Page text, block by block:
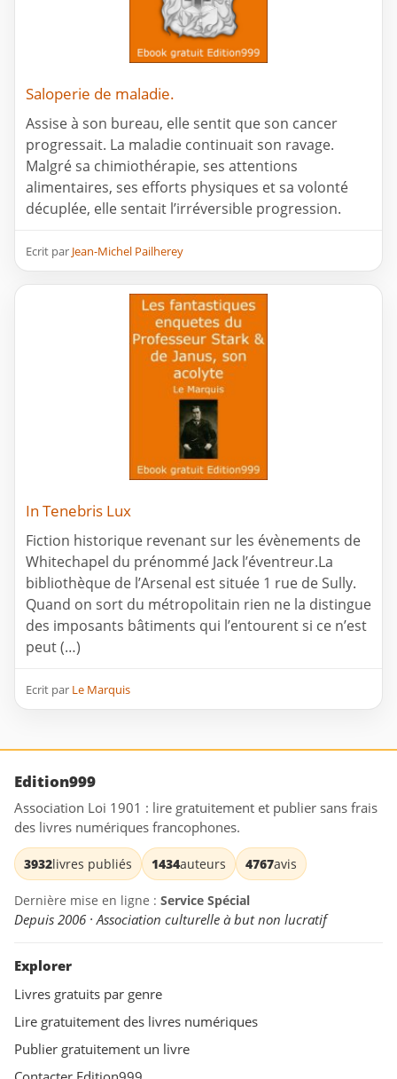
Saloperie de maladie.
Assise à son bureau, elle sentit que son cancer
progressait. La maladie continuait son ravage.
Malgré sa chimiothérapie, ses attentions
alimentaires, ses efforts physiques et sa volonté
décuplée, elle sentait l’irréversible progression.
Ecrit par Jean-Michel Pailherey
In Tenebris Lux
Fiction historique revenant sur les évènements de
Whitechapel du prénommé Jack l’éventreur.La
bibliothèque de l’Arsenal est située 1 rue de Sully.
Quand on sort du métropolitain rien ne la distingue
des imposants bâtiments qui l’entourent si ce n’est
peut (…)
Ecrit par Le Marquis
Edition999
Association Loi 1901 : lire gratuitement et publier sans frais
des livres numériques francophones.
3932livres publiés 1434auteurs 4767avis
Dernière mise en ligne : Service Spécial
Depuis 2006 · Association culturelle à but non lucratif
Explorer
Livres gratuits par genre
Lire gratuitement des livres numériques
Publier gratuitement un livre